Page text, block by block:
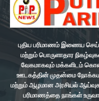
புதிய பரிமாணம் இணைய
மற்றும் பொருளாதார
வேகமாகவும் மக்களிடம்
ஊடகத்தின் முதன்மை
மற்றும் ஆழமான அரசியல்
பரிமாணத்தை நாங்கள்